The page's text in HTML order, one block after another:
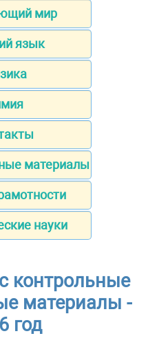
мир
язык
материалы
науки
контрольные
материалы -
год